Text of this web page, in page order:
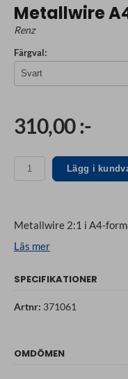
Metallwire
Renz
Färgval:
310,00 :-
Lägg i
Metallwire 2:1 i A4-
Läs mer
SPECIFIKATIONER
Artnr: 371061
OMDÖMEN